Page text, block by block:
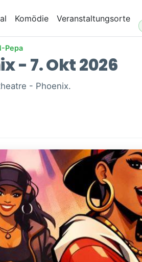
Komödie Veranstaltungsorte
Pepa
- 7. Okt 2026
- Phoenix.